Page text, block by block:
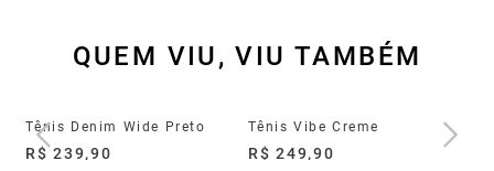
QUEM VIU, VIU TAMBÉM
Tênis Denim Wide Preto
R$ 239,90
Tênis Vibe Creme
R$ 249,90